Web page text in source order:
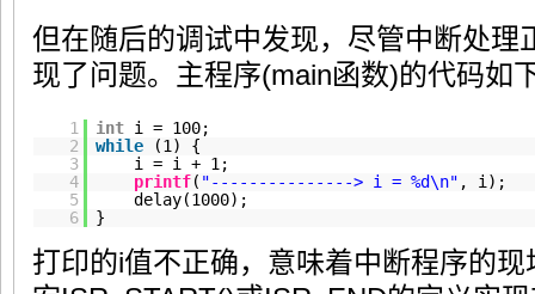
但在随后的调试中发现，尽管中断处理
现了问题。主程序(main函数)的代码如
1 int i = 100;
2
while
(1) {
3
i = i + 1;
4
printf( "---------------> i = %d\n" , i);
5
delay(1000);
6
}
打印的i值不正确，意味着中断程序的